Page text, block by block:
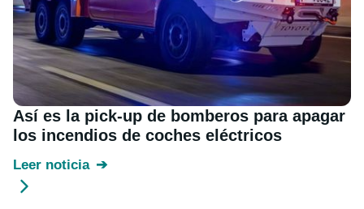
Así es la pick-up de bomberos para apagar
los incendios de coches eléctricos
Leer noticia